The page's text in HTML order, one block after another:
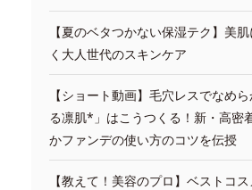
【夏のベタつかない保湿テク】美
く大人世代のスキンケア
【ショート動画】毛穴レスでなめ
る凛肌*」はこうつくる！新・高密
かファンデの使い方のコツを伝授
【教えて！美容のプロ】ベストコ